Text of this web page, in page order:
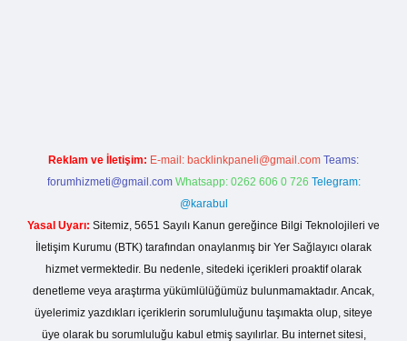
Reklam ve İletişim: E-mail: backlinkpaneli@gmail.com Teams:
forumhizmeti@gmail.com Whatsapp: 0262 606 0 726 Telegram:
@karabul
Yasal Uyarı: Sitemiz, 5651 Sayılı Kanun gereğince Bilgi Teknolojileri ve
İletişim Kurumu (BTK) tarafından onaylanmış bir Yer Sağlayıcı olarak
hizmet vermektedir. Bu nedenle, sitedeki içerikleri proaktif olarak
denetleme veya araştırma yükümlülüğümüz bulunmamaktadır. Ancak,
üyelerimiz yazdıkları içeriklerin sorumluluğunu taşımakta olup, siteye
üye olarak bu sorumluluğu kabul etmiş sayılırlar. Bu internet sitesi,